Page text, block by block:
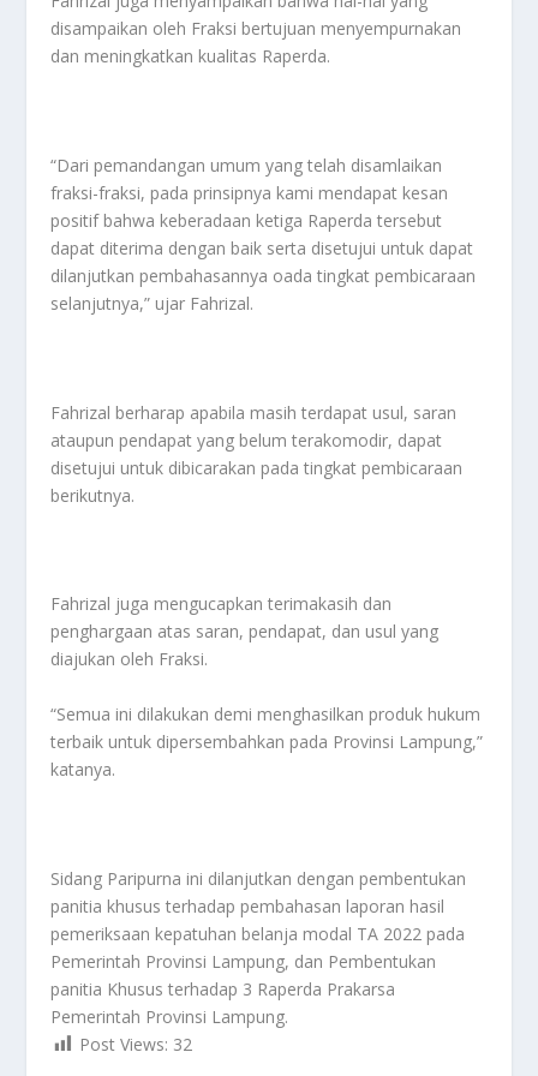
disampaikan oleh Fraksi bertujuan menyempurnakan
dan meningkatkan kualitas Raperda.
“Dari pemandangan umum yang telah disamlaikan
fraksi-fraksi, pada prinsipnya kami mendapat kesan
positif bahwa keberadaan ketiga Raperda tersebut
dapat diterima dengan baik serta disetujui untuk dapat
dilanjutkan pembahasannya oada tingkat pembicaraan
selanjutnya,” ujar Fahrizal.
Fahrizal berharap apabila masih terdapat usul, saran
ataupun pendapat yang belum terakomodir, dapat
disetujui untuk dibicarakan pada tingkat pembicaraan
berikutnya.
Fahrizal juga mengucapkan terimakasih dan
penghargaan atas saran, pendapat, dan usul yang
diajukan oleh Fraksi.
“Semua ini dilakukan demi menghasilkan produk hukum
terbaik untuk dipersembahkan pada Provinsi Lampung,”
katanya.
Sidang Paripurna ini dilanjutkan dengan pembentukan
panitia khusus terhadap pembahasan laporan hasil
pemeriksaan kepatuhan belanja modal TA 2022 pada
Pemerintah Provinsi Lampung, dan Pembentukan
panitia Khusus terhadap 3 Raperda Prakarsa
Pemerintah Provinsi Lampung.
Post Views: 32